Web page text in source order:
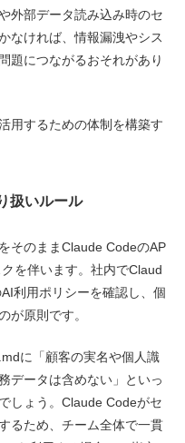
外部データ読み込み時のセ
なければ、情報漏洩やシス
題につながるおそれがあり
用するための体制を構築す
扱いルール
そのままClaude CodeのAP
を伴います。社内でClaud
利用ポリシーを確認し、個
が原則です。
に「顧客の実名や個人識
データは含めない」といっ
しょう。Claude Codeがセ
るため、チーム全体で一貫